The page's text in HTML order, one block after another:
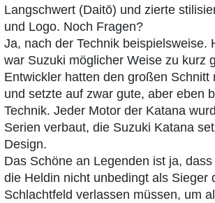
Langschwert (Daitō) und zierte
und Logo. Noch Fragen?
Ja, nach der Technik beispielsweise.
war Suzuki möglicher Weise zu kurz
Entwickler hatten den großen Schnitt
und setzte auf zwar gute, aber eben
Technik. Jeder Motor der Katana
Serien verbaut, die Suzuki Katana
Design.
Das Schöne an Legenden ist ja,
die Heldin nicht unbedingt als Sieger
Schlachtfeld verlassen müssen, um